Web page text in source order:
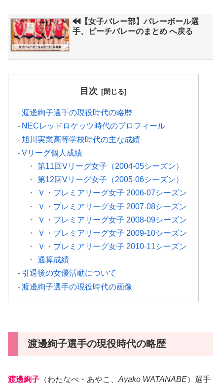
【女子バレー部】バレーボール選
手、ビーチバレーのまとめ へ戻る
目次
渡邊絢子選手の現役時代の略歴
NECレッドロケッツ時代のプロフィール
旭川実業高等学校時代の主な成績
Vリーグ個人成績
第11回Vリーグ女子（2004-05シーズン）
第12回Vリーグ女子（2005-06シーズン）
Ｖ・プレミアリーグ女子 2006-07シーズン
Ｖ・プレミアリーグ女子 2007-08シーズン
Ｖ・プレミアリーグ女子 2008-09シーズン
Ｖ・プレミアリーグ女子 2009-10シーズン
Ｖ・プレミアリーグ女子 2010-11シーズン
通算成績
引退後の女優活動について
渡邊絢子選手の現役時代の画像
渡邊絢子選手の現役時代の略歴
渡邊絢子 （わたなべ・あやこ、 Ayako WATANABE）選手